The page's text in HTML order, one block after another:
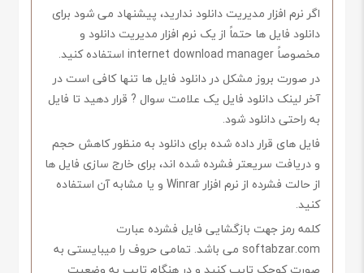
اگر نرم افزار مدیریت دانلود ندارید، پیشنهاد می شود برای
دانلود فایل ها حتماً از یک نرم افزار مدیریت دانلود و
مخصوصاً internet download manager استفاده کنید.
در صورت بروز مشکل در دانلود فایل ها تنها کافی است در
آخر لینک دانلود فایل یک علامت سوال ? قرار دهید تا فایل
به راحتی دانلود شود.
فایل های قرار داده شده برای دانلود به منظور کاهش حجم
و دریافت سریعتر فشرده شده اند، برای خارج سازی فایل ها
از حالت فشرده از نرم افزار Winrar و یا مشابه آن استفاده
کنید.
کلمه رمز جهت بازگشایی فایل فشرده عبارت
softabzar.com می باشد. تمامی حروف را میبایستی به